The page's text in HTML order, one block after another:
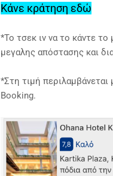
Κάνε κράτηση εδώ
*Το τσεκ ιν να το κάντε
μεγαλης απόστασης και
*Στη τιμή
Booking.